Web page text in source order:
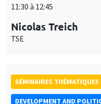
11:30 à 12:45
Nicolas Treich
TSE
SÉMINAIRES THÉMATIQUES
DEVELOPMENT AND